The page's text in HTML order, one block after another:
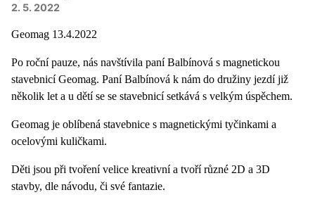
2. 5. 2022
Geomag 13.4.2022
Po roční pauze, nás navštívila paní Balbínová s magnetickou
stavebnicí Geomag. Paní Balbínová k nám do družiny jezdí již
několik let a u dětí se se stavebnicí setkává s velkým úspěchem.
Geomag je oblíbená stavebnice s magnetickými tyčinkami a
ocelovými kuličkami.
Děti jsou při tvoření velice kreativní a tvoří různé 2D a 3D
stavby, dle návodu, či své fantazie.